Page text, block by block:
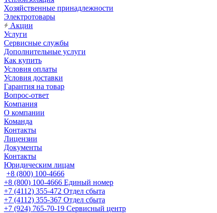
Хозяйственные принадлежности
Электротовары
Акции
Услуги
Сервисные службы
Дополнительные услуги
Как купить
Условия оплаты
Условия доставки
Гарантия на товар
Вопрос-ответ
Компания
О компании
Команда
Контакты
Лицензии
Документы
Контакты
Юридическим лицам
+8 (800) 100-4666
+8 (800) 100-4666 Единый номер
+7 (4112) 355-472 Отдел сбыта
+7 (4112) 355-367 Отдел сбыта
+7 (924) 765-70-19 Сервисный центр